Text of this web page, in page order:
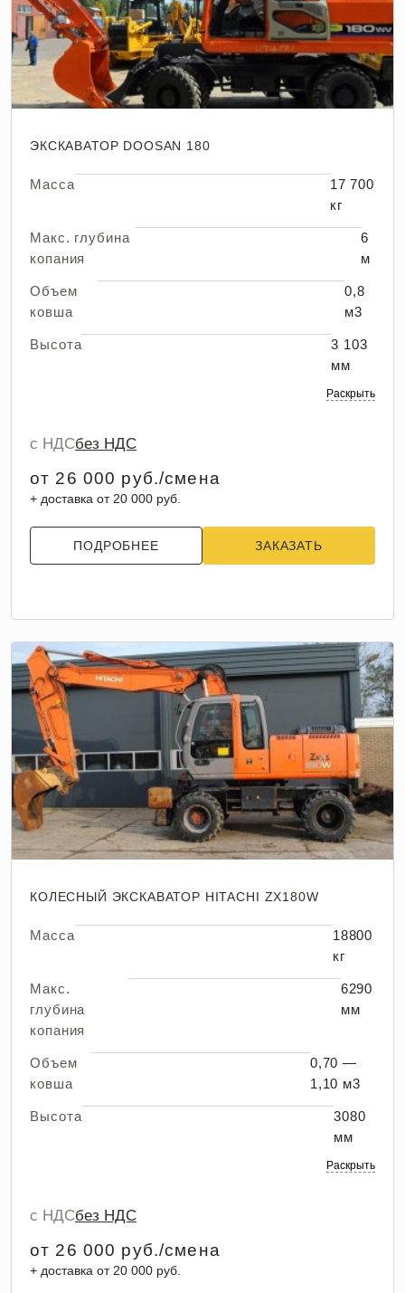
ЭКСКАВАТОР DOOSAN 180
Масса
17 700
кг
Макс. глубина
копания
6
м
Объем
ковша
0,8
м3
Высота
3 103
мм
Раскрыть
с НДСбез НДС
от 26 000 руб./смена
+ доставка от 20 000 руб.
ПОДРОБНЕЕ ЗАКАЗАТЬ
КОЛЕСНЫЙ ЭКСКАВАТОР HITACHI ZX180W
Масса
18800
кг
Макс.
глубина
копания
6290
мм
Объем
ковша
0,70 —
1,10 м3
Высота
3080
мм
Раскрыть
с НДСбез НДС
от 26 000 руб./смена
+ доставка от 20 000 руб.